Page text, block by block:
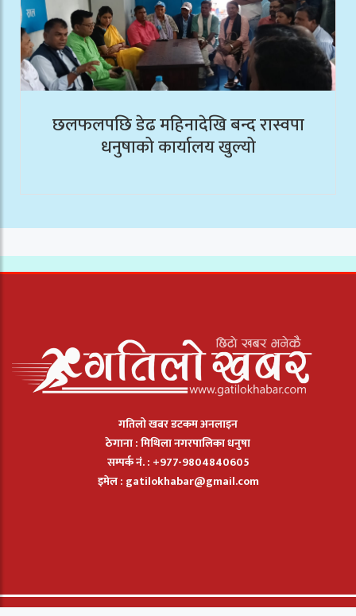
छलफलपछि डेढ महिनादेखि बन्द रास्वपा
धनुषाको कार्यालय खुल्यो
गतिलो खबर डटकम अनलाइन
ठेगाना : मिथिला नगरपालिका धनुषा
सम्पर्क नं. : +977-9804840605
इमेल : gatilokhabar@gmail.com